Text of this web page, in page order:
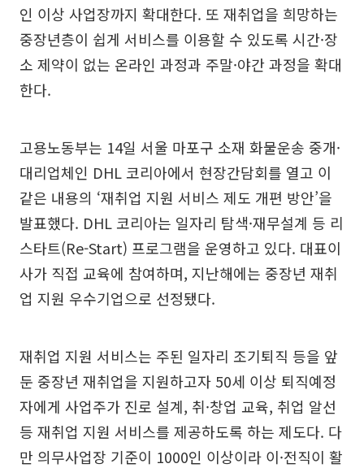
인 이상 사업장까지 확대한다. 또 재취업을 희망하는
중장년층이 쉽게 서비스를 이용할 수 있도록 시간·장
소 제약이 없는 온라인 과정과 주말·야간 과정을 확대
한다.
고용노동부는 14일 서울 마포구 소재 화물운송 중개·
대리업체인 DHL 코리아에서 현장간담회를 열고 이
같은 내용의 ‘재취업 지원 서비스 제도 개편 방안’을
발표했다. DHL 코리아는 일자리 탐색·재무설계 등 리
스타트(Re-Start) 프로그램을 운영하고 있다. 대표이
사가 직접 교육에 참여하며, 지난해에는 중장년 재취
업 지원 우수기업으로 선정됐다.
재취업 지원 서비스는 주된 일자리 조기퇴직 등을 앞
둔 중장년 재취업을 지원하고자 50세 이상 퇴직예정
자에게 사업주가 진로 설계, 취·창업 교육, 취업 알선
등 재취업 지원 서비스를 제공하도록 하는 제도다. 다
만 의무사업장 기준이 1000인 이상이라 이·전직이 활